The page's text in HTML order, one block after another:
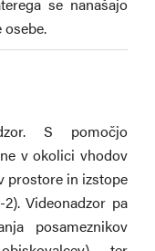
S pomočjo
v okolici vhodov
prostore in izstope
Videonadzor pa
posameznikov